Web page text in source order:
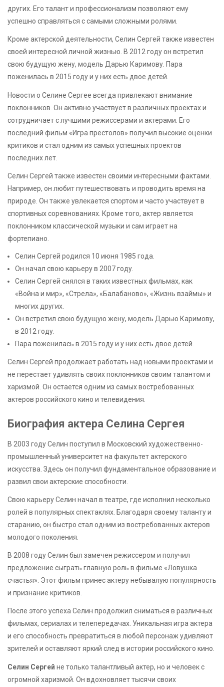
других. Его талант и профессионализм позволяют ему
успешно справляться с самыми сложными ролями.
Кроме актерской деятельности, Селин Сергей также известен
своей интересной личной жизнью. В 2012 году он встретил
свою будущую жену, модель Дарью Каримову. Пара
поженилась в 2015 году и у них есть двое детей.
Новости о Селине Сергее всегда привлекают внимание
поклонников. Он активно участвует в различных проектах и
сотрудничает с лучшими режиссерами и актерами. Его
последний фильм «Игра престолов» получил высокие оценки
критиков и стал одним из самых успешных проектов
последних лет.
Селин Сергей также известен своими интересными фактами.
Например, он любит путешествовать и проводить время на
природе. Он также увлекается спортом и часто участвует в
спортивных соревнованиях. Кроме того, актер является
поклонником классической музыки и сам играет на
фортепиано.
Селин Сергей родился 10 июня 1985 года.
Он начал свою карьеру в 2007 году.
Селин Сергей снялся в таких известных фильмах, как
«Война и мир», «Стрела», «Балабаново», «Жизнь взаймы» и
многих других.
Он встретил свою будущую жену, модель Дарью Каримову,
в 2012 году.
Пара поженилась в 2015 году и у них есть двое детей.
Селин Сергей продолжает работать над новыми проектами и
не перестает удивлять своих поклонников своим талантом и
харизмой. Он остается одним из самых востребованных
актеров российского кино и телевидения.
Биография актера Селина Сергея
В 2003 году Селин поступил в Московский художественно-
промышленный университет на факультет актерского
искусства. Здесь он получил фундаментальное образование и
развил свои актерские способности.
Свою карьеру Селин начал в театре, где исполнил несколько
ролей в популярных спектаклях. Благодаря своему таланту и
старанию, он быстро стал одним из востребованных актеров
молодого поколения.
В 2008 году Селин был замечен режиссером и получил
предложение сыграть главную роль в фильме «Ловушка
счастья». Этот фильм принес актеру небывалую популярность
и признание критиков.
После этого успеха Селин продолжил сниматься в различных
фильмах, сериалах и телепередачах. Уникальная игра актера
и его способность превратиться в любой персонаж удивляют
зрителей и оставляют яркий след в истории российского кино.
Селин Сергей не только талантливый актер, но и человек с
огромной харизмой. Он вдохновляет тысячи своих